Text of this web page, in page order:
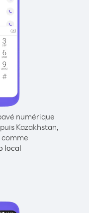
numérique
Kazakhstan,
local